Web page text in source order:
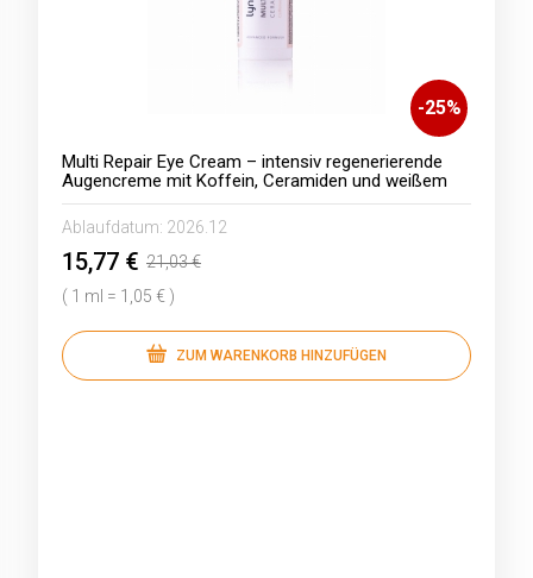
-25%
Multi Repair Eye Cream – intensiv regenerierende
Augencreme mit Koffein, Ceramiden und weißem
Sandelholzöl
Ablaufdatum: 2026.12
15,77 € 21,03 €
( 1 ml = 1,05 € )
ZUM WARENKORB HINZUFÜGEN